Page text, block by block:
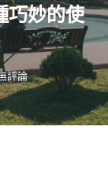
巧妙的使
評論